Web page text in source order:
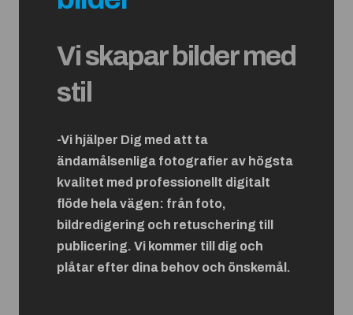
Vi skapar bilder med
stil
-Vi hjälper Dig med att ta
ändamålsenliga fotografier av högsta
kvalitet med professionellt digitalt
flöde hela vägen: från foto,
bildredigering och retuschering till
publicering. Vi kommer till dig och
plåtar efter dina behov och önskemål.